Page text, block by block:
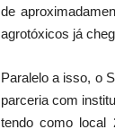
de
agrotóxicos já
Paralelo a isso, o
parceria com
tendo como local